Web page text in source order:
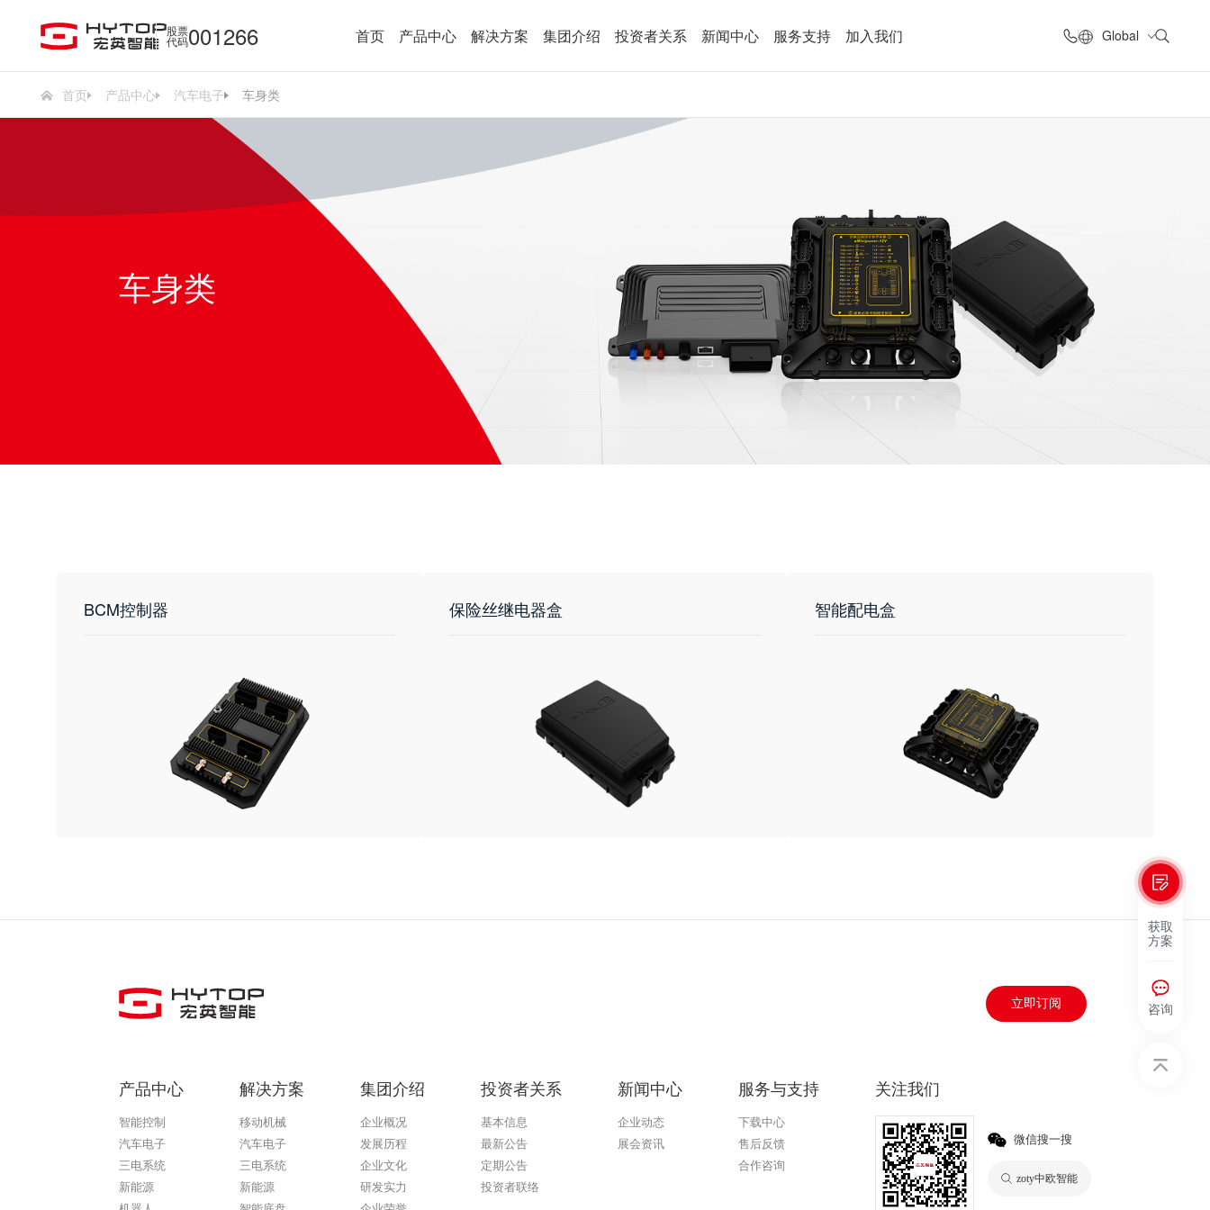
股票
代码001266 首页 产品中心 解决方案 集团介绍 投资者关系 新闻中心 服务支持 加入我们 Global
首页 产品中心 汽车电子 车身类
车身类
BCM控制器 保险丝继电器盒 智能配电盒
获取
方案
咨询
立即订阅
产品中心
智能控制
汽车电子
三电系统
新能源
解决方案
移动机械
汽车电子
三电系统
新能源
集团介绍
企业概况
发展历程
企业文化
研发实力
投资者关系
基本信息
最新公告
定期公告
投资者联络
新闻中心
企业动态
展会资讯
服务与支持
下载中心
售后反馈
合作咨询
关注我们
微信搜一搜
zoty中欧智能